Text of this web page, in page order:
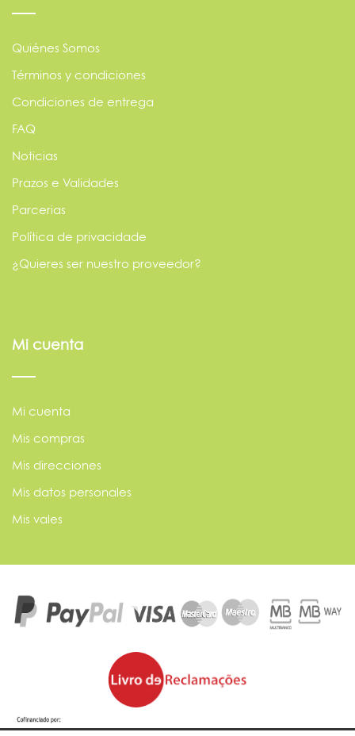
Quiénes Somos
Términos y condiciones
Condiciones de entrega
FAQ
Noticias
Prazos e Validades
Parcerias
Política de privacidade
¿Quieres ser nuestro proveedor?
Mi cuenta
Mi cuenta
Mis compras
Mis direcciones
Mis datos personales
Mis vales